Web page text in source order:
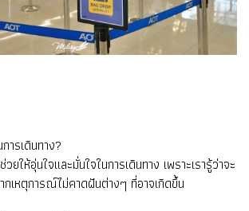
ารเดินทาง?
ยให้อุ่นใจและมั่นใจในการเดินทาง เพราะเรารู้ว่าจะ
เหตุการณ์ไม่คาดฝันต่างๆ ที่อาจเกิดขึ้น